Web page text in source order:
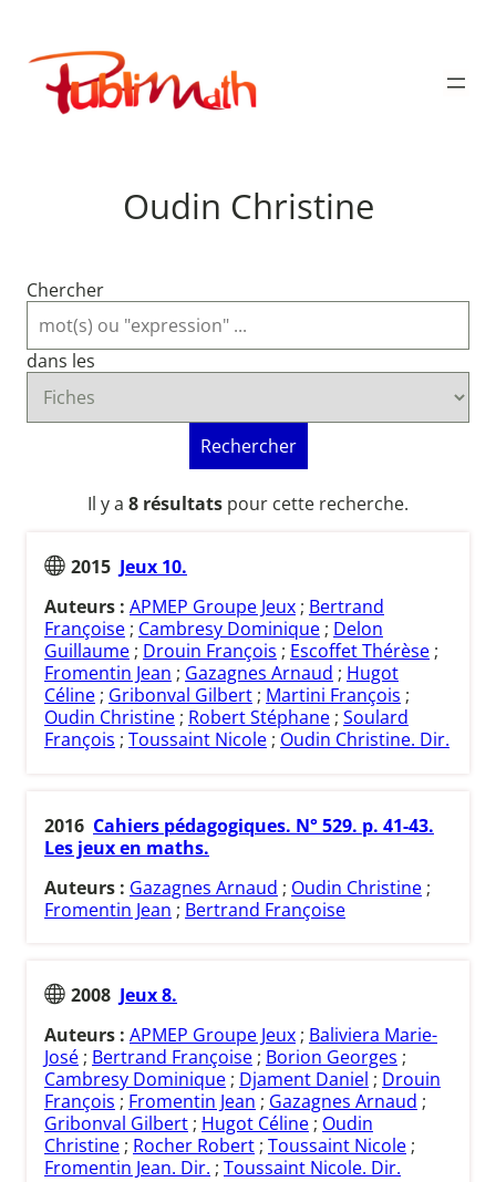
contenu
Publimath
Oudin Christine
Chercher
dans les
Rechercher
Il y a 8 résultats pour cette recherche.
2015 Jeux 10.
Auteurs : APMEP Groupe Jeux ; Bertrand
Françoise ; Cambresy Dominique ; Delon
Guillaume ; Drouin François ; Escoffet Thérèse ;
Fromentin Jean ; Gazagnes Arnaud ; Hugot
Céline ; Gribonval Gilbert ; Martini François ;
Oudin Christine ; Robert Stéphane ; Soulard
François ; Toussaint Nicole ; Oudin Christine. Dir.
2016 Cahiers pédagogiques. N° 529. p. 41-43.
Les jeux en maths.
Auteurs : Gazagnes Arnaud ; Oudin Christine ;
Fromentin Jean ; Bertrand Françoise
2008 Jeux 8.
Auteurs : APMEP Groupe Jeux ; Baliviera Marie-
José ; Bertrand Françoise ; Borion Georges ;
Cambresy Dominique ; Djament Daniel ; Drouin
François ; Fromentin Jean ; Gazagnes Arnaud ;
Gribonval Gilbert ; Hugot Céline ; Oudin
Christine ; Rocher Robert ; Toussaint Nicole ;
Fromentin Jean. Dir. ; Toussaint Nicole. Dir.